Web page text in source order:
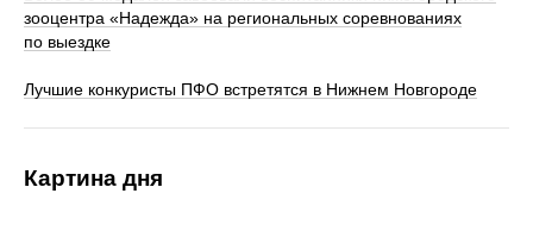
зооцентра «Надежда» на региональных соревнованиях
по выездке
Лучшие конкуристы ПФО встретятся в Нижнем Новгороде
Картина дня